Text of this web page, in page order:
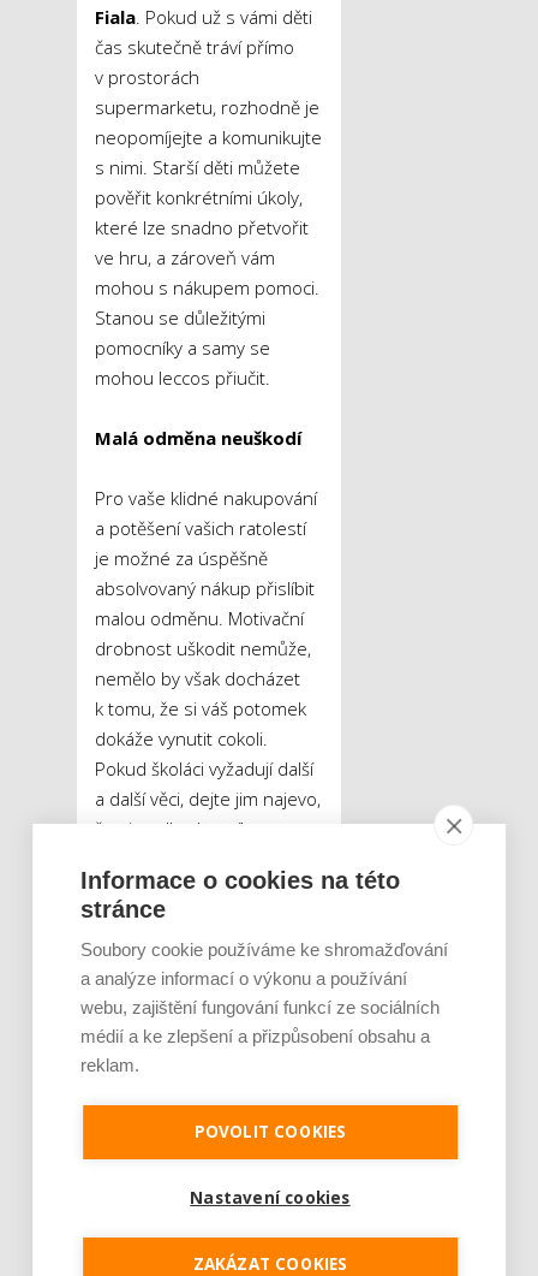
Fiala . Pokud už s vámi děti
čas skutečně tráví přímo
v prostorách
supermarketu, rozhodně je
neopomíjejte a komunikujte
s nimi. Starší děti můžete
pověřit konkrétními úkoly,
které lze snadno přetvořit
ve hru, a zároveň vám
mohou s nákupem pomoci.
Stanou se důležitými
pomocníky a samy se
mohou leccos přiučit.
Malá odměna neuškodí
Pro vaše klidné nakupování
a potěšení vašich ratolestí
je možné za úspěšně
absolvovaný nákup přislíbit
malou odměnu. Motivační
drobnost uškodit nemůže,
nemělo by však docházet
k tomu, že si váš potomek
dokáže vynutit cokoli.
Pokud školáci vyžadují další
a další věci, dejte jim najevo,
že si podle vlastního
koupit za své kapesné
nebo ušetřené peníze.
Jestliže máte pocit, že vám
přítomnost dětí
znemožňuje nákup úplně,
neváhejte využít služeb
hlídaných dětských koutků,
nákupní centrum
disponuje. Kromě
prolézaček a hraček se
dokonce například na
Informace o cookies na této
stránce
Soubory cookie používáme ke shromažďování
a analýze informací o výkonu a používání
webu, zajištění fungování funkcí ze sociálních
médií a ke zlepšení a přizpůsobení obsahu a
reklam.
POVOLIT COOKIES
Nastavení cookies
ZAKÁZAT COOKIES